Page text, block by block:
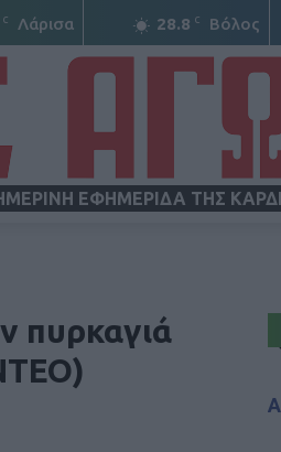
C Λάρισα 28.8 C Βόλος
ΕΦΗΜΕΡΙΔΑ ΤΗΣ
πυρκαγιά